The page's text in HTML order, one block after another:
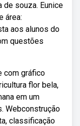
de souza. Eunice
área:
aos alunos do
questões
com gráfico
flor bela,
em um
Webconstrução
classificação